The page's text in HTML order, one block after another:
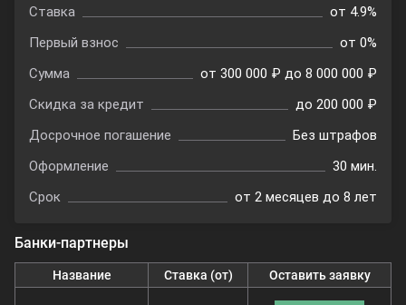
Ставка
от 4.9%
Первый взнос
от 0%
Сумма
от 300 000 ₽ до 8 000 000 ₽
Скидка за кредит
до 200 000 ₽
Досрочное погашение
Без штрафов
Оформление
30 мин.
Срок
от 2 месяцев до 8 лет
Банки-партнеры
Название Ставка (от) Оставить заявку